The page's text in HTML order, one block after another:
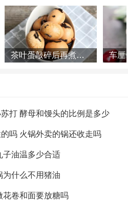
其次加水20%，最后加足。
粉的比例失调，不能一次将水
里，用筷子慢慢搅动。待水
面粉吸干时，用手反复搓拌
及吸收水分，而使水流淌得到
盆都是面糊不利操作。然
茶叶蛋敲碎后再煮几分钟 茶叶蛋敲碎之后再煮多久
打 酵母和馒头的比例是多少
吗 火锅外卖的锅还收走吗
子油温多少合适
为什么不用猪油
花卷和面要放糖吗